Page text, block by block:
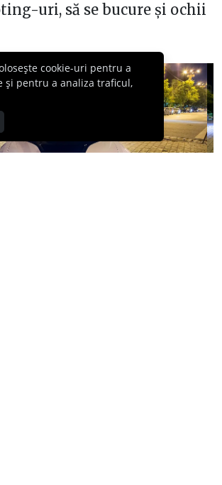
uri, să se bucure și ochii
cookie-uri pentru a
și pentru a analiza traficul,